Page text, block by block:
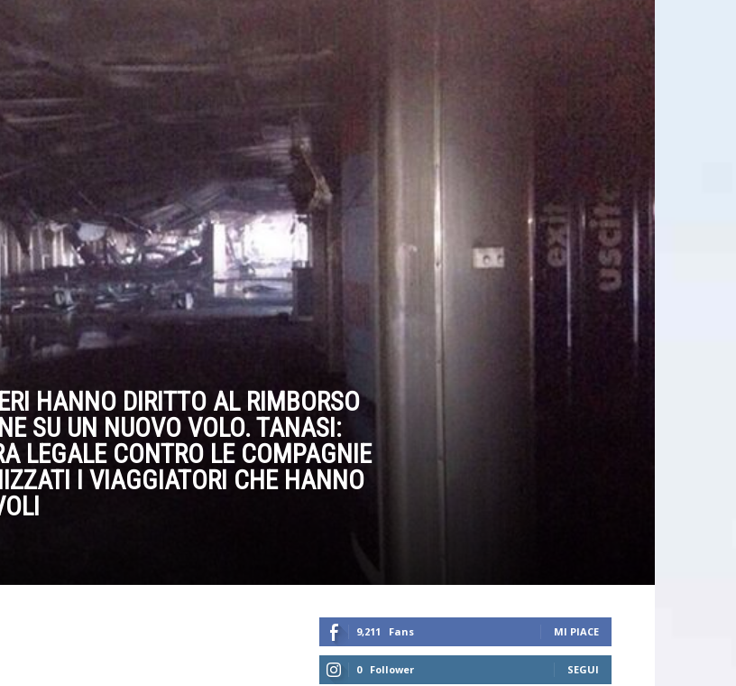
HANNO DIRITTO AL RIMBORSO
SU UN NUOVO VOLO. TANASI:
LEGALE CONTRO LE COMPAGNIE
I VIAGGIATORI CHE HANNO
9,211 Fans MI PIACE
0 Follower SEGUI